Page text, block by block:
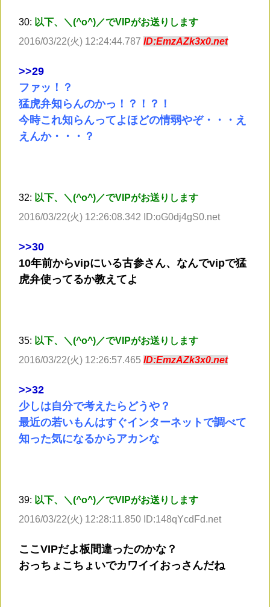
30: 以下、＼(^o^)／でVIPがお送りします
2016/03/22(火) 12:24:44.787 ID:EmzAZk3x0.net
>>29
ファッ！？
猛虎弁知らんのかっ！？！？！
今時これ知らんってよほどの情弱やぞ・・・え
えんか・・・？
32: 以下、＼(^o^)／でVIPがお送りします
2016/03/22(火) 12:26:08.342 ID:oG0dj4gS0.net
>>30
10年前からvipにいる古参さん、なんでvipで猛
虎弁使ってるか教えてよ
35: 以下、＼(^o^)／でVIPがお送りします
2016/03/22(火) 12:26:57.465 ID:EmzAZk3x0.net
>>32
少しは自分で考えたらどうや？
最近の若いもんはすぐインターネットで調べて
知った気になるからアカンな
39: 以下、＼(^o^)／でVIPがお送りします
2016/03/22(火) 12:28:11.850 ID:148qYcdFd.net
ここVIPだよ板間違ったのかな？
おっちょこちょいでカワイイおっさんだね